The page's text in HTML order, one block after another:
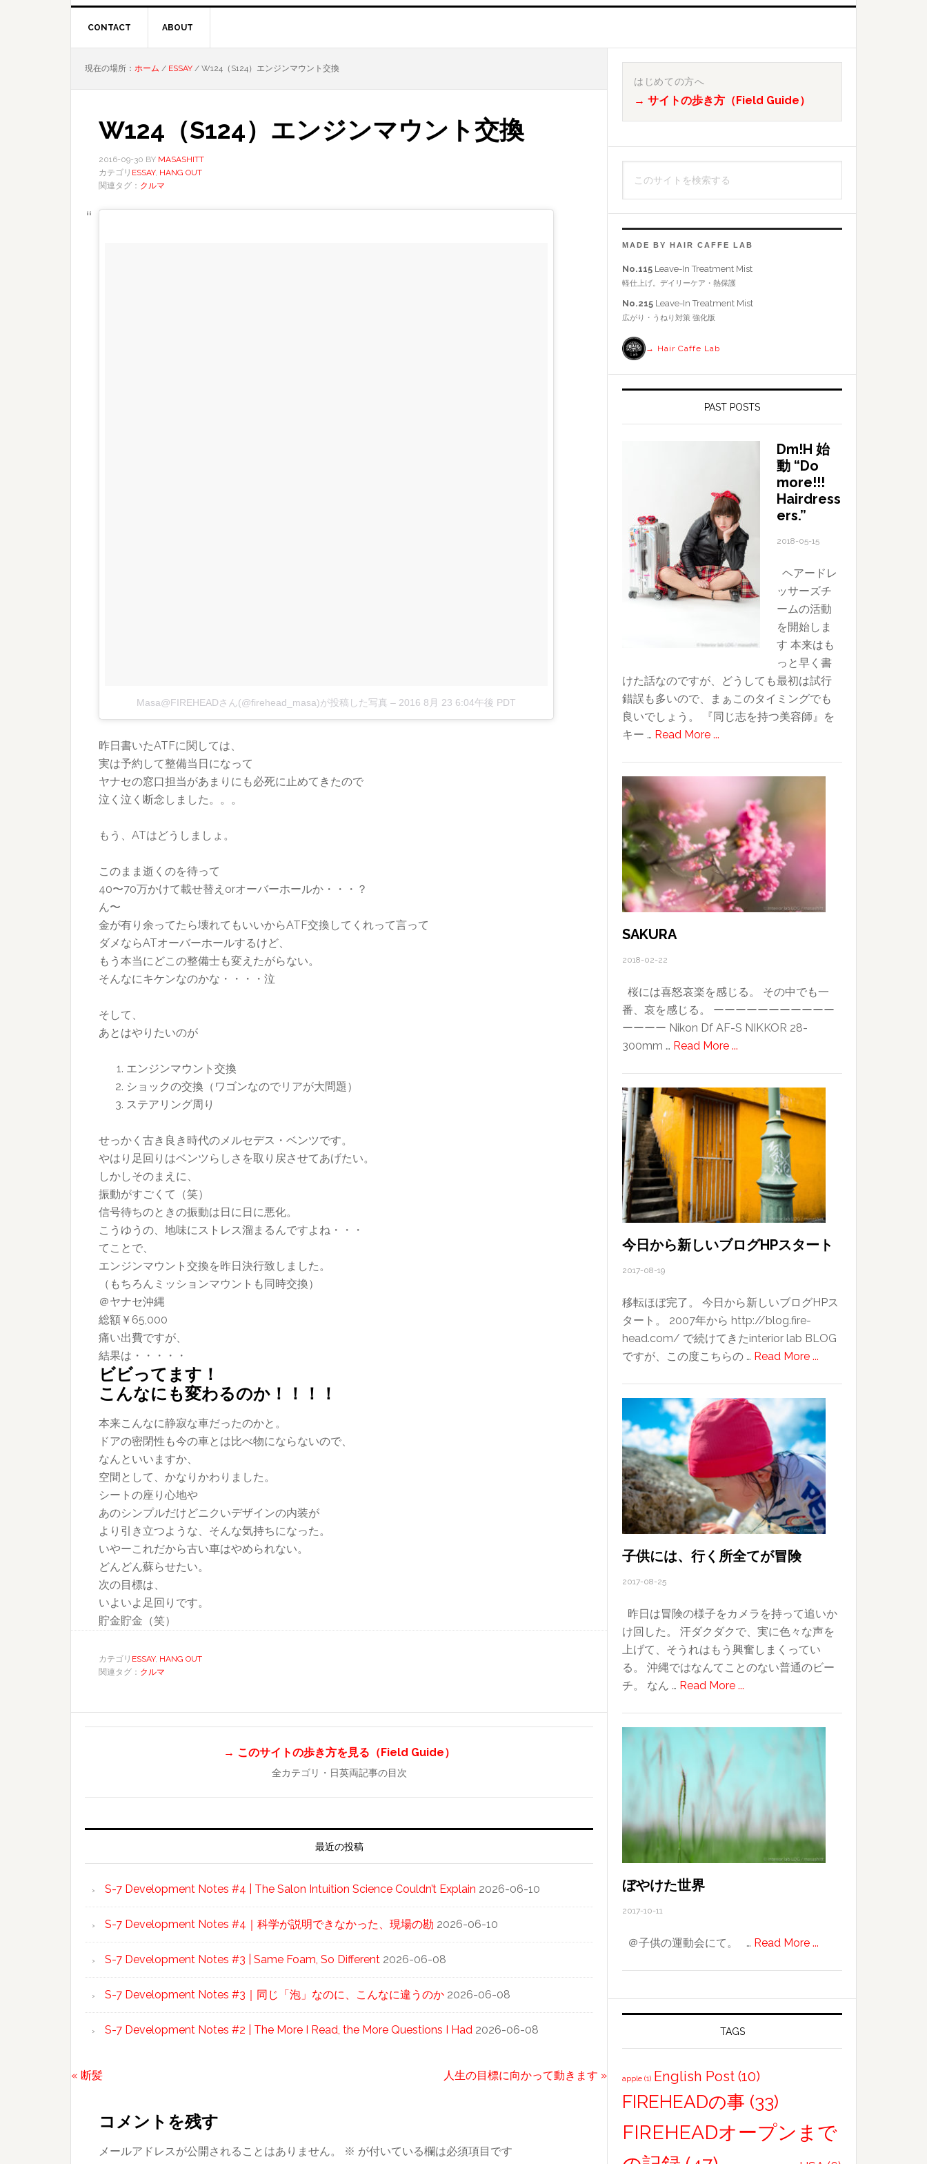
CONTACT ABOUT
現在の場所： ホーム / ESSAY / W124（S124）エンジンマウント交換
W124（S124）エンジンマウント交換
2016-09-30 BY MASASHITT
カテゴリ ESSAY, HANG OUT
関連タグ： クルマ
Masa@FIREHEADさん(@firehead_masa)が投稿した写真 – 2016 8月 23 6:04午後 PDT
昨日書いたATFに関しては、
実は予約して整備当日になって
ヤナセの窓口担当があまりにも必死に止めてきたので
泣く泣く断念しました。。。
もう、ATはどうしましょ。
このまま逝くのを待って
40〜70万かけて載せ替えorオーバーホールか・・・？
ん〜
金が有り余ってたら壊れてもいいからATF交換してくれって言って
ダメならATオーバーホールするけど、
もう本当にどこの整備士も変えたがらない。
そんなにキケンなのかな・・・・泣
そして、
あとはやりたいのが
エンジンマウント交換
ショックの交換（ワゴンなのでリアが大問題）
ステアリング周り
せっかく古き良き時代のメルセデス・ベンツです。
やはり足回りはベンツらしさを取り戻させてあげたい。
しかしそのまえに、
振動がすごくて（笑）
信号待ちのときの振動は日に日に悪化。
こうゆうの、地味にストレス溜まるんですよね・・・
てことで、
エンジンマウント交換を昨日決行致しました。
（もちろんミッションマウントも同時交換）
＠ヤナセ沖縄
総額￥65,000
痛い出費ですが、
結果は・・・・・
ビビってます！
こんなにも変わるのか！！！！
本来こんなに静寂な車だったのかと。
ドアの密閉性も今の車とは比べ物にならないので、
なんといいますか、
空間として、かなりかわりました。
シートの座り心地や
あのシンプルだけどニクいデザインの内装が
より引き立つような、そんな気持ちになった。
いやーこれだから古い車はやめられない。
どんどん蘇らせたい。
次の目標は、
いよいよ足回りです。
貯金貯金（笑）
カテゴリ ESSAY, HANG OUT
関連タグ： クルマ
→ このサイトの歩き方を見る（Field Guide）
全カテゴリ・日英両記事の目次
最近の投稿
S-7 Development Notes #4 | The Salon Intuition Science Couldn’t Explain 2026-06-10
S-7 Development Notes #4｜科学が説明できなかった、現場の勘 2026-06-10
S-7 Development Notes #3 | Same Foam, So Different 2026-06-08
S-7 Development Notes #3｜同じ「泡」なのに、こんなに違うのか 2026-06-08
S-7 Development Notes #2 | The More I Read, the More Questions I Had 2026-06-08
前
« 断髪
次
人生の目標に向かって動きます »
Interactions
コメントを残す
メールアドレスが公開されることはありません。 ※ が付いている欄は必須項目です
最
イ
バ
ー
はじめての方へ
→ サイトの歩き方（Field Guide）
ト
検
す
MADE BY HAIR CAFFE LAB
No.115 Leave-In Treatment Mist
軽仕上げ。デイリーケア・熱保護
No.215 Leave-In Treatment Mist
広がり・うねり対策 強化版
→ Hair Caffe Lab
PAST POSTS
Dm!H 始
動 “Do
more!!!
Hairdress
ers.”
2018-05-15
ヘアードレ
ッサーズチ
ームの活動
を開始しま
す 本来はも
っと早く書
けた話なのですが、どうしても最初は試行
錯誤も多いので、まぁこのタイミングでも
良いでしょう。 『同じ志を持つ美容師』を
キー … Read More ...
“Do
more!!!
Hairdressers.”
SAKURA
2018-02-22
桜には喜怒哀楽を感じる。 その中でも一
番、哀を感じる。 ーーーーーーーーーーー
ーーーー Nikon Df AF-S NIKKOR 28-
300mm … Read More ...
今日から新しいブログHPスタート
2017-08-19
移転ほぼ完了。 今日から新しいブログHPス
タート。 2007年から http://blog.fire-
head.com/ で続けてきたinterior lab BLOG
ですが、この度こちらの … Read More ...
か
ら
新
し
ブ
ロ
グ
ト
子供には、行く所全てが冒険
2017-08-25
昨日は冒険の様子をカメラを持って追いか
け回した。 汗ダクダクで、実に色々な声を
上げて、そうれはもう興奮しまくってい
る。 沖縄ではなんてことのない普通のビー
チ。 なん … Read More ...
く
全
て
が
ぼやけた世界
2017-10-11
＠子供の運動会にて。 … Read More ...
け
た
界
TAGS
apple (1) English Post (10)
FIREHEADの事 (33)
FIREHEADオープンまで